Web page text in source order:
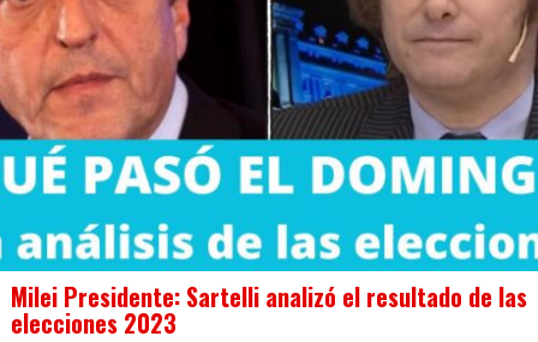
Milei Presidente: Sartelli analizó el resultado de las
elecciones 2023